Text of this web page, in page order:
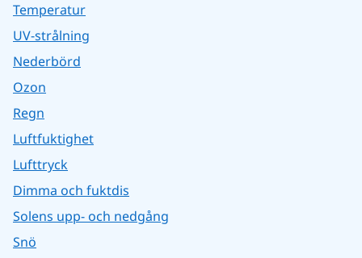
Temperatur
UV-strålning
Nederbörd
Ozon
Regn
Luftfuktighet
Lufttryck
Dimma och fuktdis
Solens upp- och nedgång
Snö